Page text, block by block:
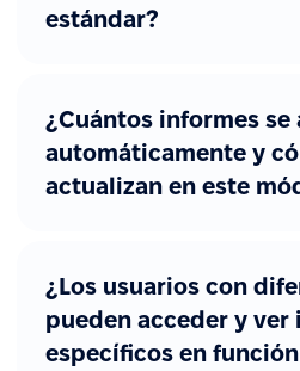
estándar?
¿Cuántos informes se
automáticamente y
actualizan en este
¿Los usuarios con
pueden acceder y ver
específicos en